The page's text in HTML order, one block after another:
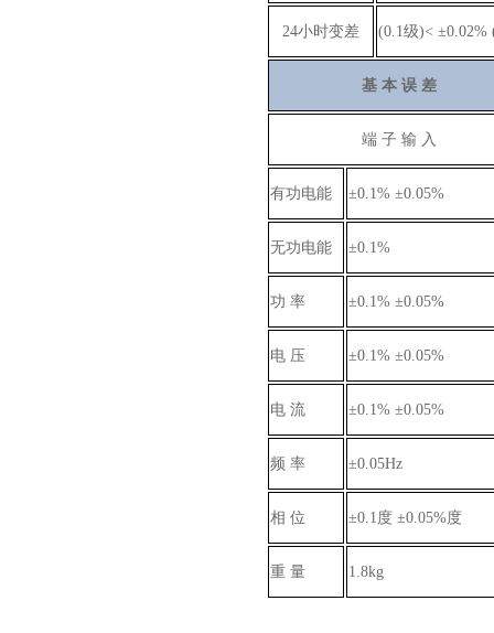
24小时变差 (0.1级)<
基 本 误 差
端 子 输 入
有功电能 ±0.1% ±0.05%
无功电能 ±0.1%
功 率 ±0.1% ±0.05%
电 压 ±0.1% ±0.05%
电 流 ±0.1% ±0.05%
频 率 ±0.05Hz
相 位 ±0.1度 ±0.05%度
重 量 1.8kg